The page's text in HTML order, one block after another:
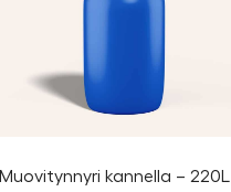
Muovitynnyri kannella – 220L